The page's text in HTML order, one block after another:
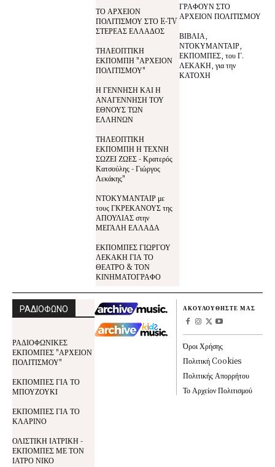
ΤΟ ΑΡΧΕΙΟΝ
ΠΟΛΙΤΙΣΜΟΥ ΣΤΟ E-TV
ΣΤΕΡΕΑΣ ΕΛΛΑΔΟΣ
ΤΗΛΕΟΠΤΙΚΗ
ΕΚΠΟΜΠΗ "ΑΡΧΕΙΟΝ
ΠΟΛΙΤΙΣΜΟΥ"
Η ΓΕΝΝΗΣΗ ΚΑΙ Η
ΑΝΑΓΕΝΝΗΣΗ ΤΟΥ
ΕΘΝΟΥΣ ΤΩΝ
ΕΛΛΗΝΩΝ
ΤΗΛΕΟΠΤΙΚΗ
ΕΚΠΟΜΠΗ Η ΤΕΧΝΗ
ΣΩΖΕΙ ΖΩΕΣ - Κρατερός
Κατσούλης - Γιώργος
Λεκάκης"
ΝΤΟΚΥΜΑΝΤΑΙΡ με
τους ΓΚΡΕΚΑΝΟΥΣ της
ΑΠΟΥΛΙΑΣ στην
ΜΕΓΑΛΗ ΕΛΛΑΔΑ
ΕΚΠΟΜΠΕΣ ΓΙΩΡΓΟΥ
ΛΕΚΑΚΗ ΓΙΑ ΤΟ
ΘΕΑΤΡΟ & ΤΟΝ
ΚΙΝΗΜΑΤΟΓΡΑΦΟ
ΓΡΑΦΟΥΝ ΣΤΟ
ΑΡΧΕΙΟΝ ΠΟΛΙΤΙΣΜΟΥ
ΒΙΒΛΙΑ,
ΝΤΟΚΥΜΑΝΤΑΙΡ,
ΕΚΠΟΜΠΕΣ, του Γ.
ΛΕΚΑΚΗ, για την
ΚΑΤΟΧΗ
ΡΑΔΙΟΦΩΝΟ
ΡΑΔΙΟΦΩΝΙΚΕΣ
ΕΚΠΟΜΠΕΣ "ΑΡΧΕΙΟΝ
ΠΟΛΙΤΙΣΜΟΥ"
ΕΚΠΟΜΠΕΣ ΓΙΑ ΤΟ
ΜΠΟΥΖΟΥΚΙ
ΕΚΠΟΜΠΕΣ ΓΙΑ ΤΟ
ΚΛΑΡΙΝΟ
ΟΛΙΣΤΙΚΗ ΙΑΤΡΙΚΗ -
ΕΚΠΟΜΠΕΣ ΜΕ ΤΟΝ
ΙΑΤΡΟ ΝΙΚΟ
ΑΚΟΥΛΟΥΘΗΣΤΕ ΜΑΣ
Όροι Χρήσης
Πολιτική Cookies
Πολιτικής Απορρήτου
Το Αρχείον Πολιτισμού